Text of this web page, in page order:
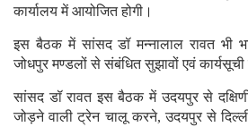
कार्यालय में आयोजित होगी।
इस बैठक में सांसद डॉ मन्नालाल रावत
जोधपुर मण्डलों से संबंधित सुझावों एवं कार्यसूची
सांसद डॉ रावत इस बैठक में उदयपुर से
जोड़ने वाली ट्रेन चालू करने, उदयपुर से